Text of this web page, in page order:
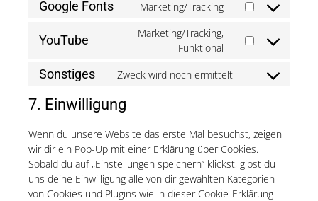
service
Google Fonts Marketing/Tracking
Consent
service
YouTube
Marketing/Tracking,
Funktional
Consent
Sonstiges Zweck wird noch ermittelt
Consent
7. Einwilligung
Wenn du unsere Website das erste Mal besuchst, zeigen
wir dir ein Pop-Up mit einer Erklärung über Cookies.
Sobald du auf „Einstellungen speichern“ klickst, gibst du
uns deine Einwilligung alle von dir gewählten Kategorien
von Cookies und Plugins wie in dieser Cookie-Erklärung